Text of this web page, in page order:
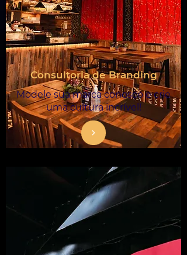
Consultoria de Branding
Modele sua marca conosco e crie
uma cultura incrível!